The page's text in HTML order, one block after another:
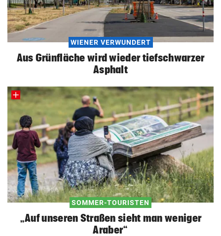
WIENER VERWUNDERT
Aus Grünfläche wird wieder tiefschwarzer
Asphalt
SOMMER-TOURISTEN
„Auf unseren Straßen sieht man weniger
Araber“